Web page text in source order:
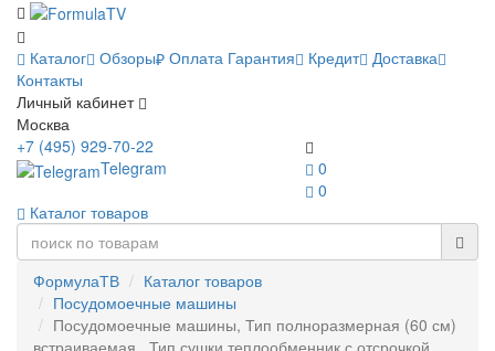
Каталог Обзоры Оплата Гарантия Кредит Доставка
Контакты
Личный кабинет
Москва
0
0
+7 (495) 929-70-22
Telegram
Каталог товаров
ФормулаТВ
Каталог товаров
Посудомоечные машины
Посудомоечные машины, Тип полноразмерная (60 см)